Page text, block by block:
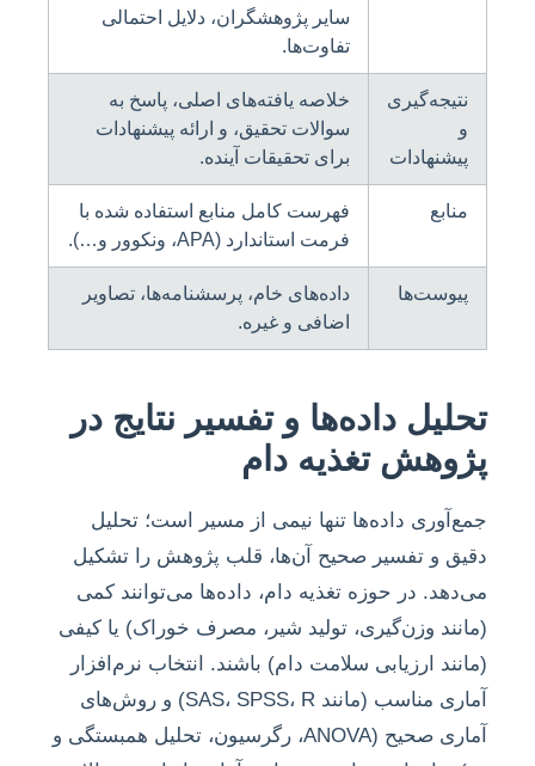
سایر پژوهشگران، دلایل احتمالی
تفاوت‌ها.
نتیجه‌گیری
و
پیشنهادات
خلاصه یافته‌های اصلی، پاسخ به
سوالات تحقیق، و ارائه پیشنهادات
برای تحقیقات آینده.
منابع
فهرست کامل منابع استفاده شده با
فرمت استاندارد (APA، ونکوور و…).
پیوست‌ها
داده‌های خام، پرسشنامه‌ها، تصاویر
اضافی و غیره.
تحلیل داده‌ها و تفسیر نتایج در
پژوهش تغذیه دام
جمع‌آوری داده‌ها تنها نیمی از مسیر است؛ تحلیل
دقیق و تفسیر صحیح آن‌ها، قلب پژوهش را تشکیل
می‌دهد. در حوزه تغذیه دام، داده‌ها می‌توانند کمی
(مانند وزن‌گیری، تولید شیر، مصرف خوراک) یا کیفی
(مانند ارزیابی سلامت دام) باشند. انتخاب نرم‌افزار
آماری مناسب (مانند SAS، SPSS، R) و روش‌های
آماری صحیح (ANOVA، رگرسیون، تحلیل همبستگی و